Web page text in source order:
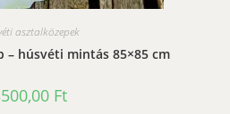
asztalközepek
– húsvéti mintás 85×85 cm
Ft